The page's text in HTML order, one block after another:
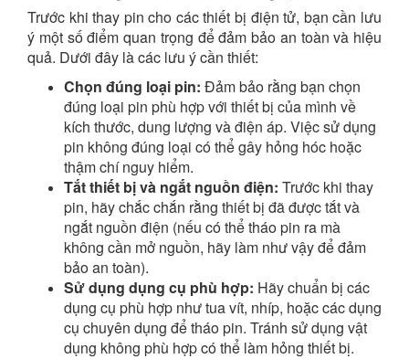
Trước khi thay pin cho các thiết bị điện tử, bạn cần lưu
ý một số điểm quan trọng để đảm bảo an toàn và hiệu
quả. Dưới đây là các lưu ý cần thiết:
Chọn đúng loại pin: Đảm bảo rằng bạn chọn
đúng loại pin phù hợp với thiết bị của mình về
kích thước, dung lượng và điện áp. Việc sử dụng
pin không đúng loại có thể gây hỏng hóc hoặc
thậm chí nguy hiểm.
Tắt thiết bị và ngắt nguồn điện: Trước khi thay
pin, hãy chắc chắn rằng thiết bị đã được tắt và
ngắt nguồn điện (nếu có thể tháo pin ra mà
không cần mở nguồn, hãy làm như vậy để đảm
bảo an toàn).
Sử dụng dụng cụ phù hợp: Hãy chuẩn bị các
dụng cụ phù hợp như tua vít, nhíp, hoặc các dụng
cụ chuyên dụng để tháo pin. Tránh sử dụng vật
dụng không phù hợp có thể làm hỏng thiết bị.